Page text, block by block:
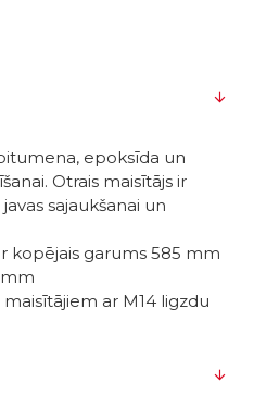
epoksīda un
Otrais maisītājs ir
sajaukšanai un
garums 585 mm
ar M14 ligzdu